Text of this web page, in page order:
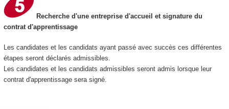
Recherche d'une entreprise d'accueil et signature du
contrat d'apprentissage
Les candidates et les candidats ayant passé avec succès ces différentes
étapes seront déclarés admissibles.
Les candidates et les candidats admissibles seront admis lorsque leur
contrat d'apprentissage sera signé.